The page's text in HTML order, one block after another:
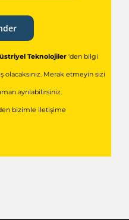
Mehmet Paşa
| E-posta
Telefon